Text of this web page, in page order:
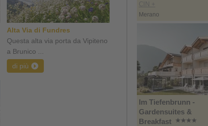
Alta Via di Fundres
Questa alta via porta da Vipiteno
a Brunico ...
di più
CIN +
Merano
Im Tiefenbrunn -
Gardensuites &
Breakfast